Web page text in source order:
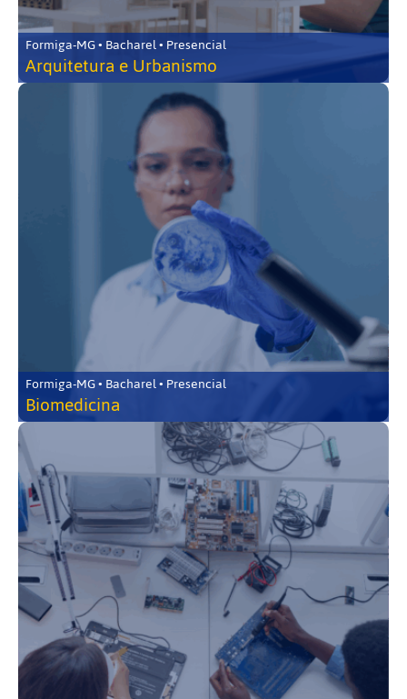
Formiga-MG • Bacharel • Presencial
Arquitetura e Urbanismo
Formiga-MG • Bacharel • Presencial
Biomedicina